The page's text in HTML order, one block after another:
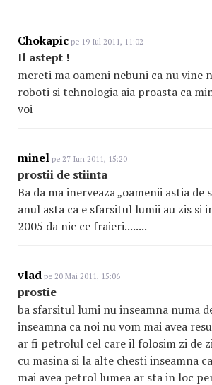
Chokapic pe 19 Iul 2011, 11:02
Il astept !
mereti ma oameni nebuni ca nu vine
roboti si tehnologia aia proasta ca
voi
minel pe 27 Iun 2011, 15:20
prostii de stiinta
Ba da ma inerveaza „oamenii astia de
anul asta ca e sfarsitul lumii au zis si
2005 da nic ce fraieri........
vlad pe 20 Mai 2011, 15:06
prostie
ba sfarsitul lumi nu inseamna numa
inseamna ca noi nu vom mai avea
ar fi petrolul cel care il folosim zi de
cu masina si la alte chesti inseamna
mai avea petrol lumea ar sta in loc